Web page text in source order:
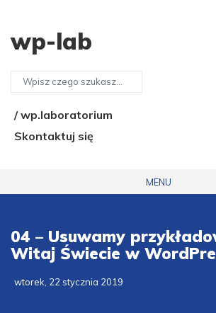
wp-lab
/ wp.laboratorium
Skontaktuj się
MENU
04 – Usuwamy
Witaj Świecie w
wtorek, 22 stycznia 2019